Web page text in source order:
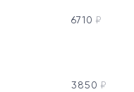
6710 ₽
3850 ₽